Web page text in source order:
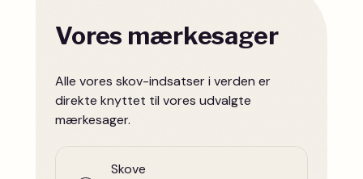
Vores mærkesager
Alle vores skov-indsatser i verden er
direkte knyttet til vores udvalgte
mærkesager.
Skove